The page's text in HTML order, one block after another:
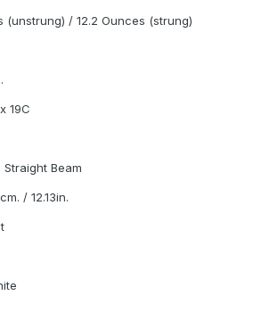
(unstrung) / 12.2 Ounces (strung)
19C
Straight Beam
/ 12.13in.